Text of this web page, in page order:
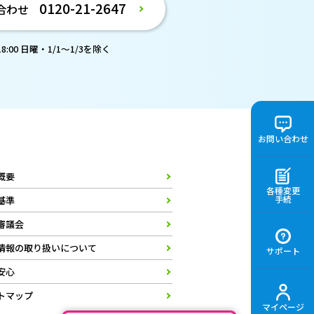
お問い合わせ
各種変更
手続
サポート
マイページ
わせ 0120-21-2647
日曜・1/1～1/3を除く
要
準
議会
報の取り扱いについて
心
マップ